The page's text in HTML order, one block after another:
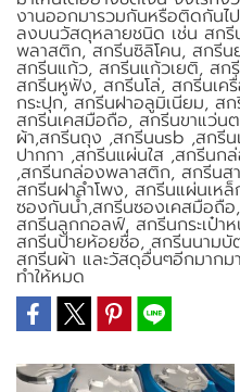
งานออกมารวมกันหรือติดกันไ
ลงบนวัสดุหลายชนิด เช่น สกรี
พลาสติก, สกรีนซิลิโคน, สกรี
สกรีนแก้ว, สกรีนแก้วเยติ, สก
สกรีนหูฟัง, สกรีนโล่, สกรีนเค
กระปุก, สกรีนฝาอลูมิเนียม, ส
สกรีนเคสมือถือ, สกรีนขาแว่น
ผ้า,สกรีนถุง ,สกรีนusb ,สกรี
ปากกา ,สกรีนแผ่นใส ,สกรีนก
,สกรีนกล่องพลาสติก, สกรีนส
สกรีนฝาลำโพง, สกรีนแผ่นเห
ซองกันน้ำ,สกรีนซองเคสมือถือ
สกรีนลูกกอลฟ์, สกรีนกระเป๋า
สกรีนป้ายห้อยชื่อ, สกรีนนาม
สกรีนผ้า และวัสดุอื่นๆอีกมากม
ทำให้หมด